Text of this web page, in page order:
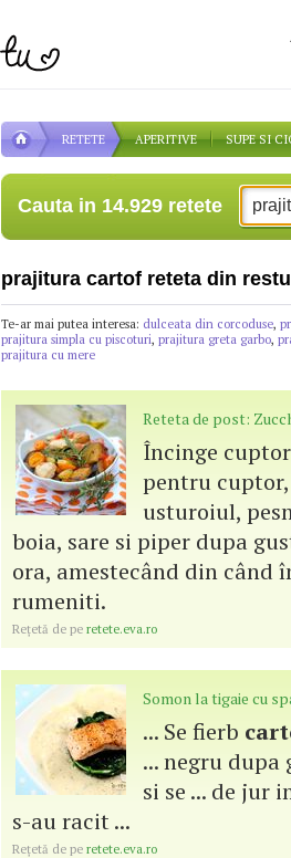
RETETE APERITIVE SUPE SI
Cauta in 14.929 retete
prajitura cartof reteta din
Te-ar mai putea interesa: dulceata din corcoduse,
prajitura simpla cu piscoturi, prajitura greta garbo,
prajitura cu mere
Reteta de post:
Încinge
pentru
usturoiul,
boia, sare si piper dupa
ora, amestecând din când
rumeniti.
Reţetă de pe retete.eva.ro
Somon la tigaie cu
... Se fierb
... negru dupa
si se ... de jur
s-au racit ...
Reţetă de pe retete.eva.ro